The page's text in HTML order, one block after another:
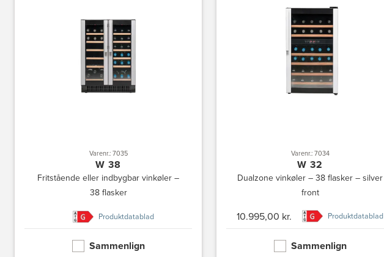
3831: Power Rødovre
Rødovre Centrum 90
https://www.power.dk/butik/power-roedovre/s-3831/
https://www.power.dk/butik/power-slagelse/s-3832/
3836: Power Frederikshavn
9900 Frederikshavn
https://www.power.dk/butik/power-frederikshavn/s-3836/
3841: Power Haderslev
Varenr.: 7035
W 38
Fritstående eller indbygbar vinkøler –
38 flasker
Produktdatablad
Sammenlign
Varenr.: 7034
W 32
Dualzone vinkøler – 38 flasker – silver
front
10.995,00 kr. Produktdatablad
Sammenlign